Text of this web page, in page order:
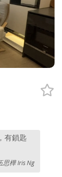
有鎖匙
思樺 Iris Ng